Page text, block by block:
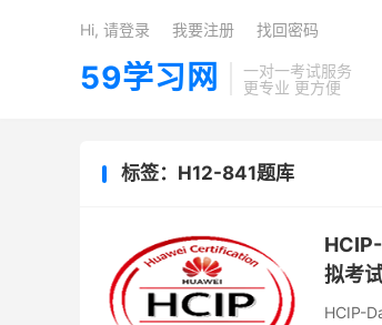
59学习网
一对一考试服务
更专业 更方便
Hi, 请登录 我要注册 找回密码
标签：H12-841题库
拟考
HCIP-